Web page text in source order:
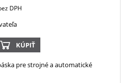
DPH
KÚPIŤ
pre strojné a automatické